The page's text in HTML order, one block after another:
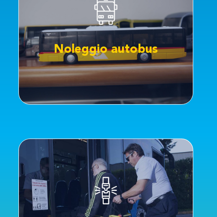
Noleggio autobus
Noleggio autobus
Scopri il nostro servizio di noleggio autobus
con conducente e prenota ora il tuo pullman
privato con STAR Mobility.
CLICCA QUI
massimo comfort di viaggio
CLICCA QUI